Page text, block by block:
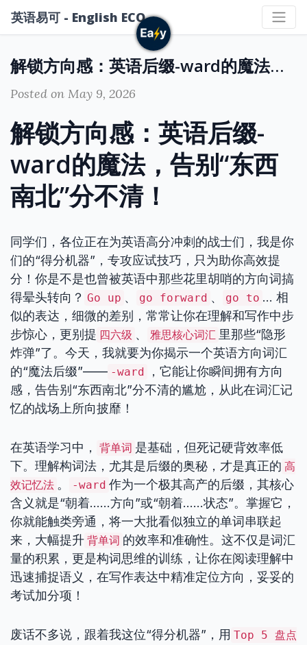
英语易可 - English ECO
解锁方向感：英语后缀-ward的魔法，告别“东西南北”分不清！
Posted on May 9, 2026
解锁方向感：英语后缀-
ward的魔法，告别“东西
南北”分不清！
同学们，各位正在为英语高分冲刺的战士们，我是你
们的“得分机器”，专攻应试技巧，只为助你高效提
分！你是不是也曾被英语中那些花里胡哨的方向词搞
得晕头转向？ Go up 、 go forward 、 go to … 相
似的表达，细微的差别，常常让你在理解和写作中步
步惊心，更别提 四六级 、 雅思核心词汇 里那些“隐形
炸弹”了。今天，我就要为你揭示一个英语方向词汇
的“魔法后缀”—— -ward
，它能让你瞬间拥有方向
感，告告别“东西南北”分不清的尴尬，从此在词汇记
忆的战场上所向披靡！
在英语学习中， 背单词 是基础，但死记硬背效率低
下。理解构词法，尤其是后缀的奥秘，才是真正的 高
效记忆法 。 -ward 作为一个极其高产的后缀，其核心
含义就是“朝着……方向”或“朝着……状态”。掌握它，
你就能触类旁通，将一大批看似独立的单词串联起
来，大幅提升 背单词 的效率和准确性。这不仅是词汇
量的积累，更是构词思维的训练，让你在阅读理解中
迅速捕捉语义，在写作表达中精准定位方向，妥妥的
考试加分项！
废话不多说，跟着我这位“得分机器”，用 Top 5 盘点